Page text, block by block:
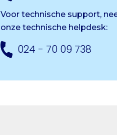
Voor technische support,
onze technische helpdesk:
024 - 70 09 738